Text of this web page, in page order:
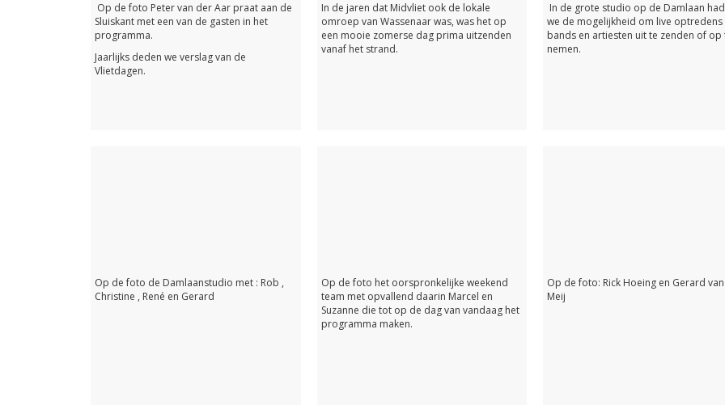
werkpaarden in elke radio studio, een
platenspeler want de CD had nog niet alles
Op de foto Peter van der Aar praat aan de
Sluiskant met een van de gasten in het
programma.
Jaarlijks deden we verslag van de
Vlietdagen.
In de jaren dat Midvliet ook de lokale
omroep van Wassenaar was, was het op
een mooie zomerse dag prima uitzenden
vanaf het strand.
In de grote studio op de Damlaan
we de mogelijkheid om live optredens
bands en artiesten uit te zenden of op
nemen.
Op de foto de Damlaanstudio met : Rob ,
Christine , René en Gerard
Op de foto het oorspronkelijke weekend
team met opvallend daarin Marcel en
Suzanne die tot op de dag van vandaag het
programma maken.
Op de foto: Rick Hoeing en Gerard
Meij